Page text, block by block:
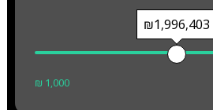
₪1,996,403
₪ 1,000